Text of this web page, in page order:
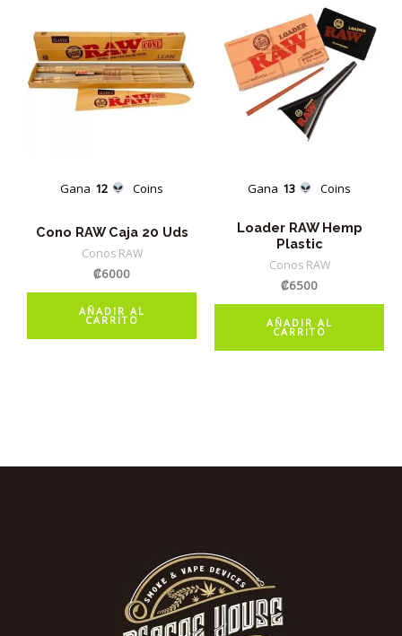
Gana 12 Coins
Cono RAW Caja 20 Uds
Conos RAW
₡6000
AÑADIR AL
CARRITO
Gana 13 Coins
Loader RAW Hemp
Plastic
Conos RAW
₡6500
AÑADIR AL
CARRITO